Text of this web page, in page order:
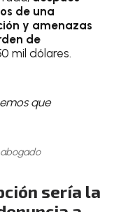
de una
y amenazas
de
mil dólares.
que
abogado
sería la